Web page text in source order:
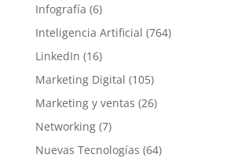
Infografía (6)
Inteligencia Artificial (764)
LinkedIn (16)
Marketing Digital (105)
Marketing y ventas (26)
Networking(7)
Nuevas Tecnologías (64)